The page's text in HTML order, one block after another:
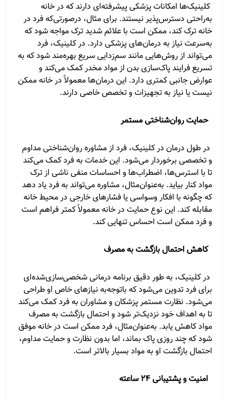
کلینیک‌ها امکانات پزشکی پیشرفته‌ای دارند که در خانه
به‌راحتی دسترس‌پذیر نیستند. برای مثال، درصورتی‌که فرد در
خانه ترک کند، ممکن است با علائم شدید ترک مواجه شود که
به‌سرعت نیاز به درمان‌های پزشکی دارد. در کلینیک، فرد
می‌تواند از روش‌هایی مانند سم‌زدایی سریع بهره‌مند شود که به
تسریع فرایند پاک‌سازی بدن از مواد مخدر کمک می‌کند و
عوارض جانبی کمتری دارد. این درمان‌ها معمولاً در خانه ممکن
نیست یا نیاز به تجهیزات و تخصص خاصی دارند.
حمایت روان‌شناختی مستمر
در طول درمان در کلینیک، فرد از مشاوره روان‌شناختی مداوم
و تخصصی برخوردار می‌شود. این خدمات به فرد کمک می‌کند
تا با استرس‌ها، اضطراب‌ها و احساسات منفی ناشی از ترک
مواد کنار بیاید. به‌عنوان‌مثال، مشاوره می‌تواند به فرد یاد دهد
که چگونه با افکار وسواسی یا فشارهای خارجی در محیط خانه
مقابله کند. این نوع حمایت در خانه معمولاً کمتر فراهم است
و فرد ممکن است احساس تنهایی کند.
کاهش احتمال بازگشت به مصرف
در کلینیک، به طور دقیق برنامه درمانی شخصی‌سازی‌شده‌ای
برای فرد تدوین می‌شود که باتوجه‌به نیازهای خاص او طراحی
می‌شود. نظارت مستمر پزشکان و مشاوران به فرد کمک می‌کند
تا به اهداف خود نزدیک‌تر شود و احتمال بازگشت به مصرف
مواد کاهش یابد. به‌عنوان‌مثال، فرد ممکن است در خانه موفق
شود که چند روزی پاک بماند، اما بدون نظارت و حمایت مداوم،
احتمال بازگشت او به مواد بسیار بالاتر است.
امنیت و پشتیبانی۲۴ساعته